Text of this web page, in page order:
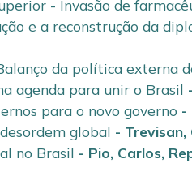
- Invasão de
e a reconstrução da
da política externa
agenda para unir o Brasil -
para o novo governo -
global - Trevisan,
no Brasil - Pio, Carlos,